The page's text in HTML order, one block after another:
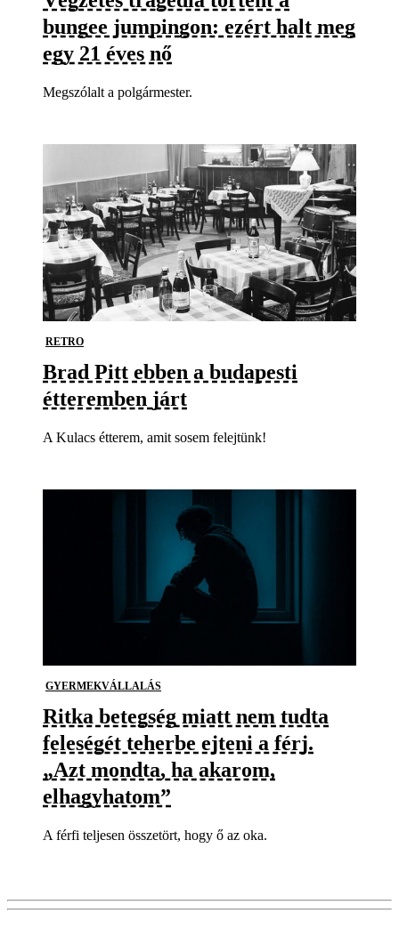
bungee jumpingon: ezért halt meg
egy 21 éves nő
Megszólalt a polgármester.
RETRO
Brad Pitt ebben a budapesti
étteremben járt
A Kulacs étterem, amit sosem felejtünk!
GYERMEKVÁLLALÁS
Ritka betegség miatt nem tudta
feleségét teherbe ejteni a férj.
„Azt mondta, ha akarom,
elhagyhatom”
A férfi teljesen összetört, hogy ő az oka.